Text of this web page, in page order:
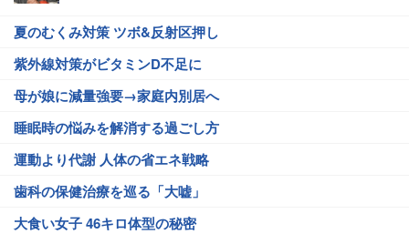
夏のむくみ対策 ツボ&反射区押し
紫外線対策がビタミンD不足に
母が娘に減量強要→家庭内別居へ
睡眠時の悩みを解消する過ごし方
運動より代謝 人体の省エネ戦略
歯科の保健治療を巡る「大嘘」
大食い女子 46キロ体型の秘密